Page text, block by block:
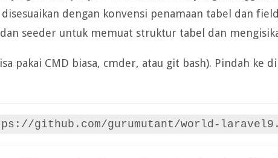
disesuaikan dengan konvensi penamaan tabel dan
seeder untuk memuat struktur tabel dan
pakai CMD biasa, cmder, atau git bash). Pindah ke
github.com/gurumutant/world-